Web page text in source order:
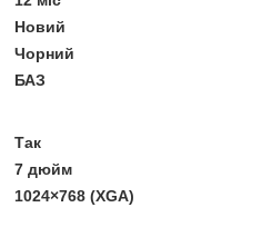
Новий
Чорний
БАЗ
Так
7 дюйм
1024×768 (XGA)